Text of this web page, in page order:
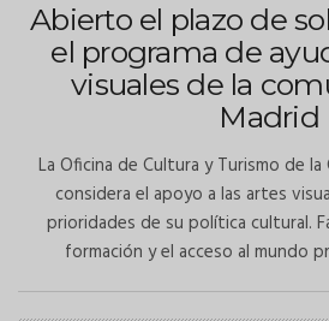
Abierto el plazo de
el programa de
visuales de la
Madrid
La Oficina de Cultura y Turismo de
considera el apoyo a las artes
prioridades de su política cultural.
formación y el acceso al mundo